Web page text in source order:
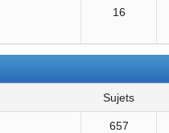
16
sujets
657